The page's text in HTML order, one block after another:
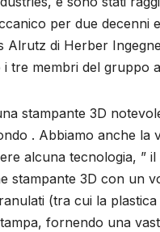
per due
di Herber
tre membri del gruppo
stampante 3D
. Abbiamo anche la
alcuna tecnologia, ”
stampante 3D con un
(tra cui la
fornendo una